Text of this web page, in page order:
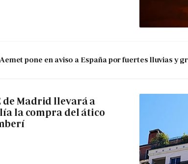
pone en aviso a España por fuertes lluvias y
de Madrid llevará a
la compra del ático